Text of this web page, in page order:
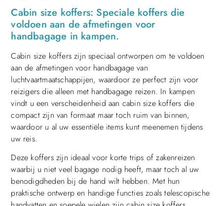
Cabin size koffers: Speciale koffers die
voldoen aan de afmetingen voor
handbagage in kampen.
Cabin size koffers zijn speciaal ontworpen om te voldoen
aan de afmetingen voor handbagage van
luchtvaartmaatschappijen, waardoor ze perfect zijn voor
reizigers die alleen met handbagage reizen. In kampen
vindt u een verscheidenheid aan cabin size koffers die
compact zijn van formaat maar toch ruim van binnen,
waardoor u al uw essentiële items kunt meenemen tijdens
uw reis.
Deze koffers zijn ideaal voor korte trips of zakenreizen
waarbij u niet veel bagage nodig heeft, maar toch al uw
benodigdheden bij de hand wilt hebben. Met hun
praktische ontwerp en handige functies zoals telescopische